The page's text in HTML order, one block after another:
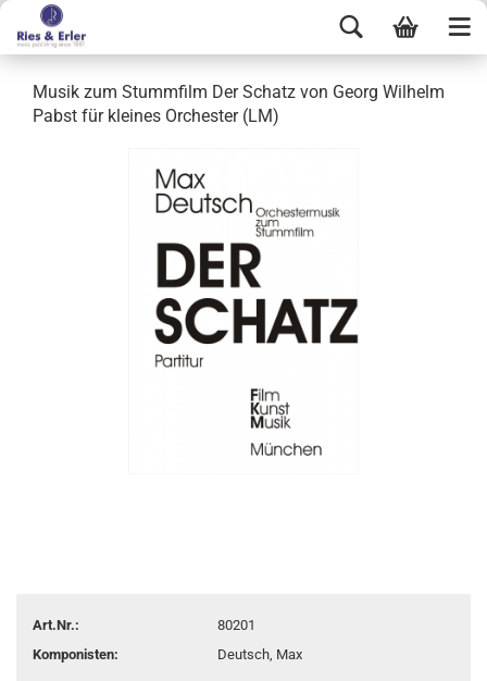
Musik zum Stummfilm Der Schatz von Georg Wilhelm
Pabst für kleines Orchester (LM)
Art.Nr.:
80201
Komponisten:
Deutsch, Max